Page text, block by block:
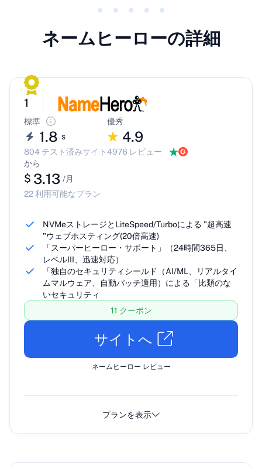
ネームヒーローの詳細
1
標準
1.8 s
804 テスト済みサイト
優秀
4.9
4976 レビュー
から
$ 3.13 /月
22 利用可能なプラン
NVMeストレージとLiteSpeed/Turboによる "超高速
"ウェブホスティング(20倍高速)
「スーパーヒーロー・サポート」（24時間365日、
レベルIII、迅速対応）
「独自のセキュリティシールド（AI/ML、リアルタイ
ムマルウェア、自動パッチ適用）による「比類のな
いセキュリティ
11 クーポン
サイトへ
ネームヒーロー レビュー
プランを表示